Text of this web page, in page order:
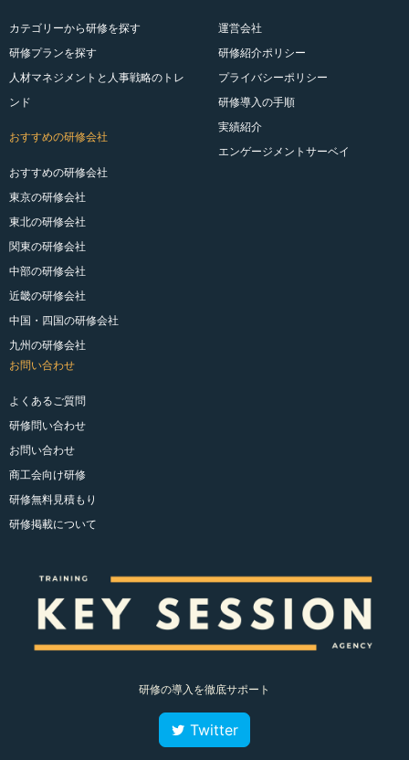
カテゴリーから研修を探す
研修プランを探す
人材マネジメントと人事戦略のトレ
ンド
おすすめの研修会社
おすすめの研修会社
東京の研修会社
東北の研修会社
関東の研修会社
中部の研修会社
近畿の研修会社
中国・四国の研修会社
九州の研修会社
運営会社
研修紹介ポリシー
プライバシーポリシー
研修導入の手順
実績紹介
エンゲージメントサーベイ
お問い合わせ
よくあるご質問
研修問い合わせ
お問い合わせ
商工会向け研修
研修無料見積もり
研修掲載について
研修の導入を徹底サポート
Twitter